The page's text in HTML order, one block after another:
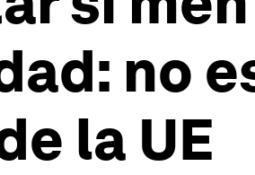
no
la UE